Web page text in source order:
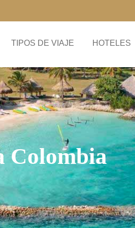
TIPOS DE VIAJE HOTELES
Colombia